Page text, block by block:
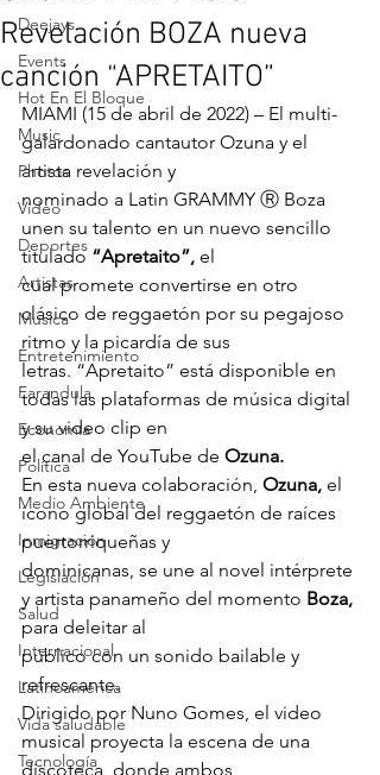
Deejays
Events
Hot En El Bloque
Music
Photos
Video
Deportes
Artistas
Musica
Entretenimiento
Farandula
Economía
Política
Medio Ambiente
Inmigración
Legislación
Salud
Internacional
Latinoamérica
Vida saludable
Tecnología
Revelación BOZA nueva
canción “APRETAITO”
MIAMI (15 de abril de 2022) – El multi-
galardonado cantautor Ozuna y el
artista revelación y
nominado a Latin GRAMMY Ⓡ Boza
unen su talento en un nuevo sencillo
titulado “Apretaito”, el
cual promete convertirse en otro
clásico de reggaetón por su pegajoso
ritmo y la picardía de sus
letras. “Apretaito” está disponible en
todas las plataformas de música digital
y su video clip en
el canal de YouTube de Ozuna.
En esta nueva colaboración, Ozuna, el
ícono global del reggaetón de raíces
puertorriqueñas y
dominicanas, se une al novel intérprete
y artista panameño del momento Boza,
para deleitar al
público con un sonido bailable y
refrescante.
Dirigido por Nuno Gomes, el video
musical proyecta la escena de una
discoteca, donde ambos